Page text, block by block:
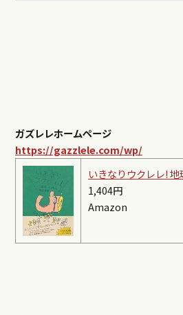
ガズレレホームページ
https://gazzlele.com/wp/
いきなりウクレレ!
1,404円
Amazon